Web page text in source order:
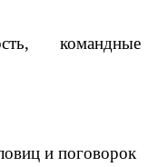
командные
и поговорок